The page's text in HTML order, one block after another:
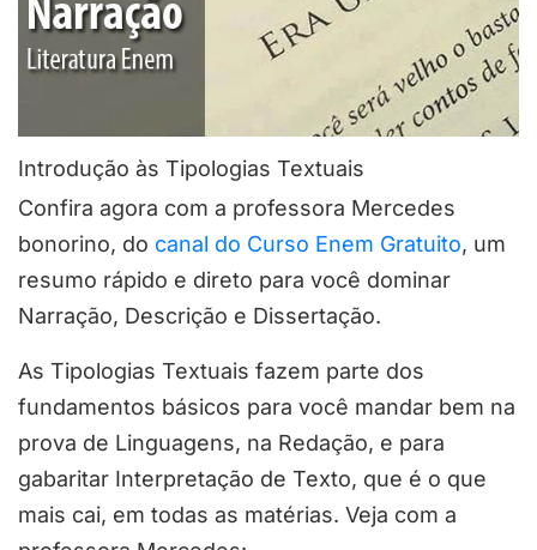
Introdução às Tipologias Textuais
Confira agora com a professora Mercedes
bonorino, do canal do Curso Enem Gratuito, um
resumo rápido e direto para você dominar
Narração, Descrição e Dissertação.
As Tipologias Textuais fazem parte dos
fundamentos básicos para você mandar bem na
prova de Linguagens, na Redação, e para
gabaritar Interpretação de Texto, que é o que
mais cai, em todas as matérias. Veja com a